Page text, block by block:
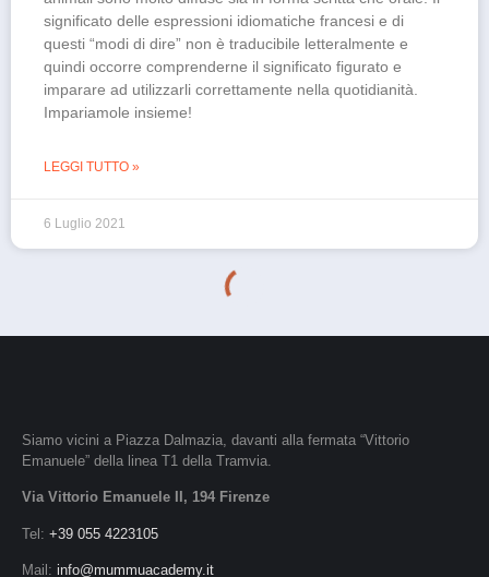
significato delle espressioni idiomatiche francesi e di
questi “modi di dire” non è traducibile letteralmente e
quindi occorre comprenderne il significato figurato e
imparare ad utilizzarli correttamente nella quotidianità.
Impariamole insieme!
LEGGI TUTTO »
6 Luglio 2021
Siamo vicini a Piazza Dalmazia, davanti alla fermata “Vittorio
Emanuele” della linea T1 della Tramvia.
Via Vittorio Emanuele II, 194 Firenze
Tel: +39 055 4223105
Mail: info@mummuacademy.it